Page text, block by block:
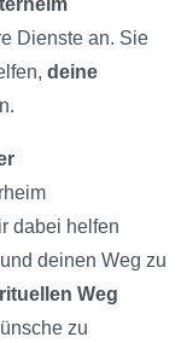
Dienste an. Sie
deine
dabei helfen
deinen Weg zu
Weg
zu